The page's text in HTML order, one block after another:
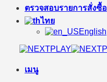
ตรวจสอบรายการสั่งซื้อ
ไทย
English
เมนู